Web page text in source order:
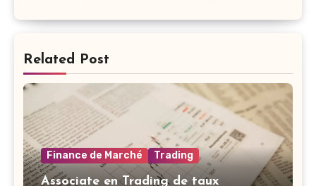
Related Post
Finance de Marché Trading
Associate en Trading de taux